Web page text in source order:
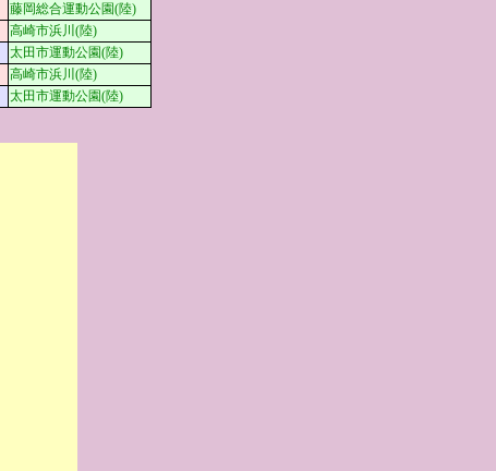
藤岡総合運動公園(陸)
高崎市浜川(陸)
太田市運動公園(陸)
高崎市浜川(陸)
太田市運動公園(陸)